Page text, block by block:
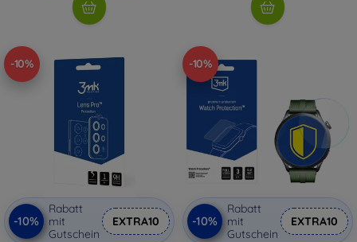
-10%
-10%
Rabatt
mit
Gutschein
EXTRA10
-10%
-10%
Rabatt
mit
Gutschein
EXTRA10